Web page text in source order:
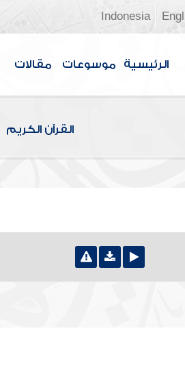
Indonesia
الرئيسية موسوعات مقالات
القرآن الكريم